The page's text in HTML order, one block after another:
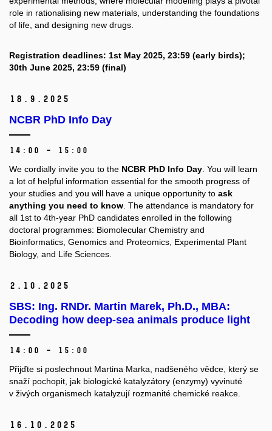
role in rationalising new materials, understanding the foundations
of life, and designing new drugs.
Registration deadlines: 1st May 2025, 23:59 (early birds);
30th June 2025, 23:59 (final)
18. 9. 2025
NCBR PhD Info Day
14:00 – 15:00
We cordially invite you to the NCBR PhD Info Day . You will learn
a lot of helpful information essential for the smooth progress of
your studies and you will have a unique opportunity to ask
anything you need to know . The attendance is mandatory for
all 1st to 4th-year PhD candidates enrolled in the following
doctoral programmes: Biomolecular Chemistry and
Bioinformatics, Genomics and Proteomics, Experimental Plant
Biology, and Life Sciences.
2. 10. 2025
SBS: Ing. RNDr. Martin Marek, Ph.D., MBA:
Decoding how deep-sea animals produce light
14:00 – 15:00
Přijďte si poslechnout Martina Marka, nadšeného vědce, který se
snaží pochopit, jak biologické katalyzátory (enzymy) vyvinuté
v živých organismech katalyzují rozmanité chemické reakce.
16. 10. 2025